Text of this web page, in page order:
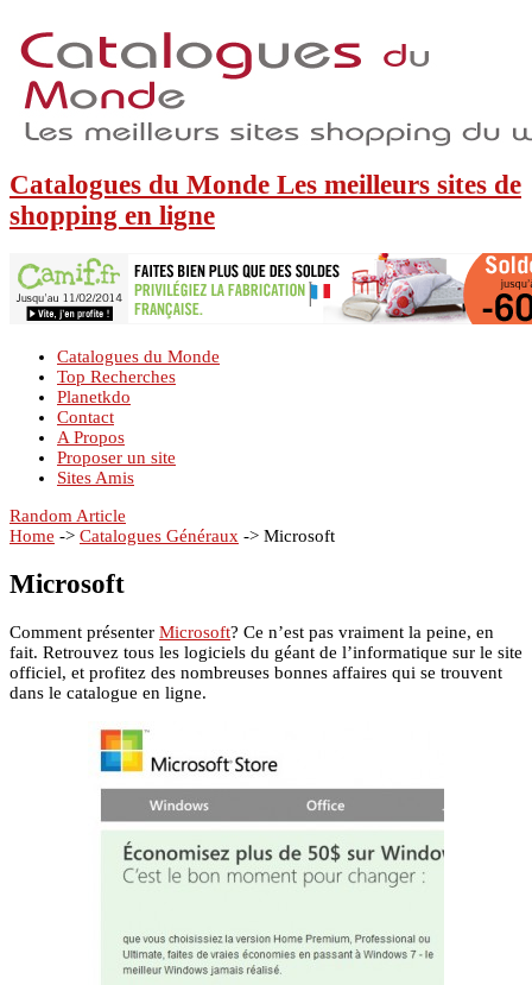
Catalogues du Monde Les meilleurs sites de
shopping en ligne
Catalogues du Monde
Top Recherches
Planetkdo
Contact
A Propos
Proposer un site
Sites Amis
Random Article
Home -> Catalogues Généraux -> Microsoft
Microsoft
Comment présenter Microsoft? Ce n’est pas vraiment la peine, en
fait. Retrouvez tous les logiciels du géant de l’informatique sur le site
officiel, et profitez des nombreuses bonnes affaires qui se trouvent
dans le catalogue en ligne.